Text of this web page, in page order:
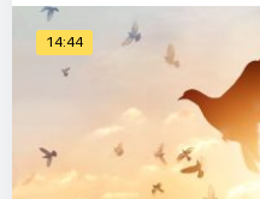
14:44